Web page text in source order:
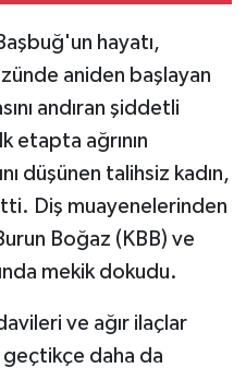
hayatı,
aniden başlayan
andıran şiddetli
etapta ağrının
düşünen talihsiz kadın,
Diş muayenelerinden
Boğaz (KBB) ve
mekik dokudu.
ve ağır ilaçlar
geçtikçe daha da